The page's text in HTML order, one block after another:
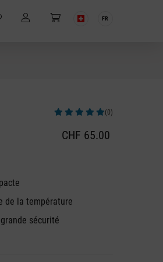
FR
(0)
CHF 65.00
de la température
sécurité